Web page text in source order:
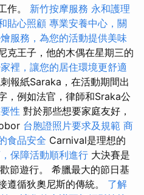
作。 新竹按摩服務 永和護理
貼心照顧 專業安養中心，關
服務，為您的活動提供美味
克王子，他的木偶在星期三的
裡，讓您的居住環境更舒適
報紙Saraka，在活動期間出
，例如法官，律師和Sraka公
性 對於那些想要家庭友好，
台胞證照片要求及規範 商
食品安全 Carnival是理想的
保障活動順利進行 大決賽是
節遊行。 希臘最大的節日基
遵循狄奧尼斯的傳統。 了解